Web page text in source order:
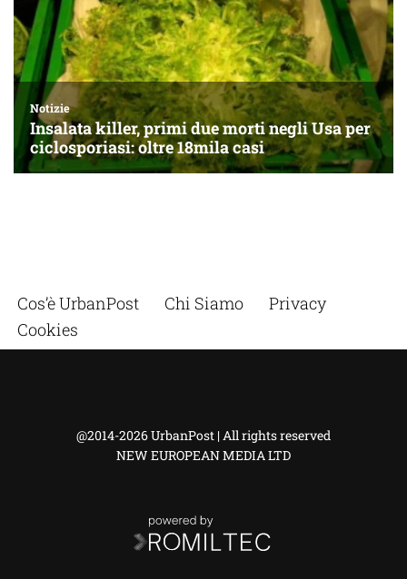
Cos’è UrbanPost Chi Siamo
Privacy
Cookies
@2014-2026 UrbanPost | All rights reserved
NEW EUROPEAN MEDIA LTD